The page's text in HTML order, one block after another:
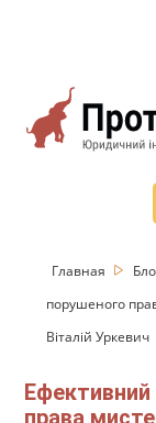
Главная
порушеного
Віталій Уркевич
Ефективний
права